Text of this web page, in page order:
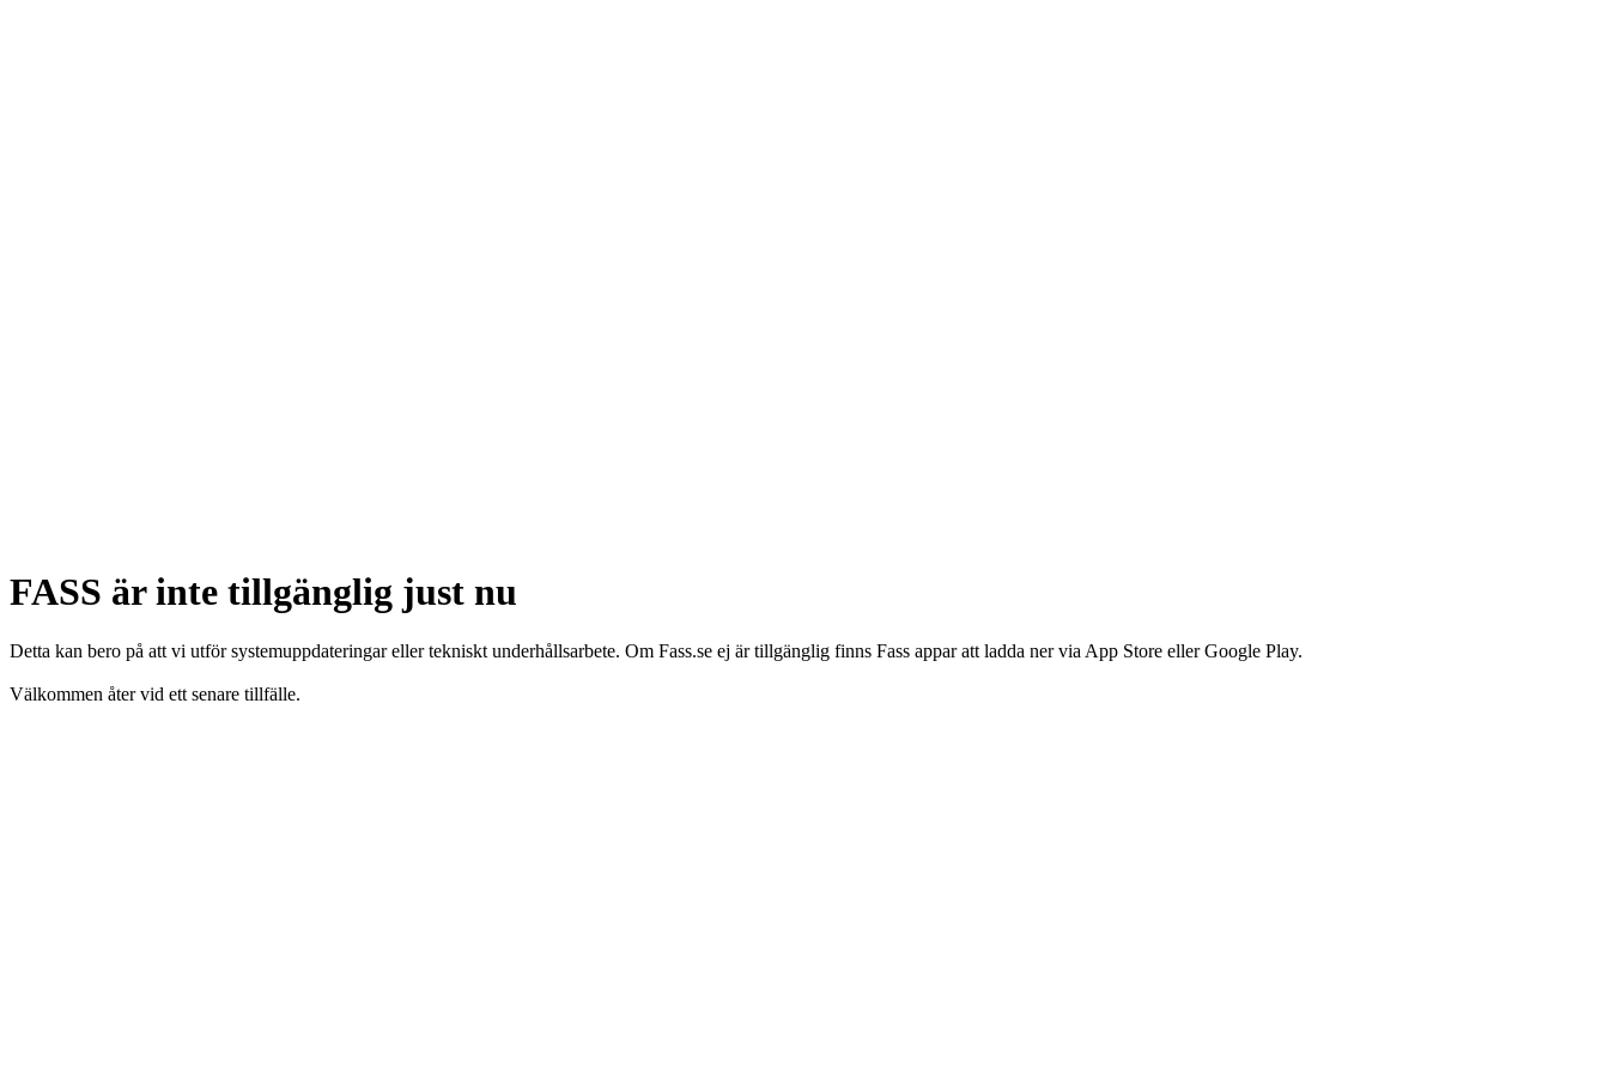
FASS är inte tillgänglig just nu
Detta kan bero på att vi utför systemuppdateringar eller tekniskt underhållsarbete. Om Fass.se ej är tillgänglig finns Fass appar att ladda ner via App Store eller Google Play.
Välkommen åter vid ett senare tillfälle.